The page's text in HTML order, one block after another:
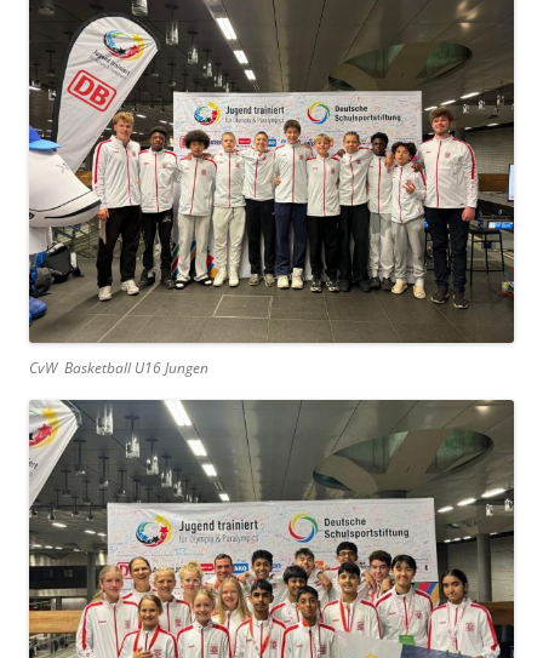
CvW Basketball U16 Jungen